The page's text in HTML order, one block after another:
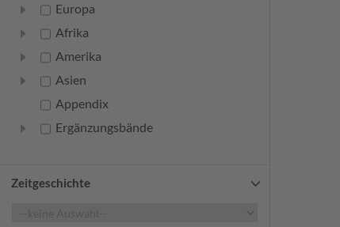
Randgruppen
Weitere
Europa
Afrika
Amerika
Asien
Appendix
Ergänzungsbände
Zeitgeschichte